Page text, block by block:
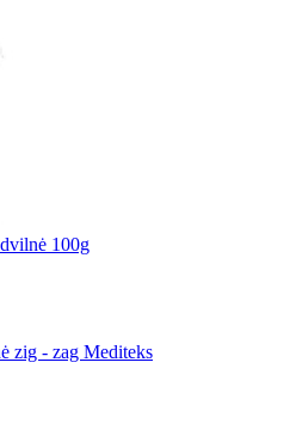
100g
zig - zag Mediteks